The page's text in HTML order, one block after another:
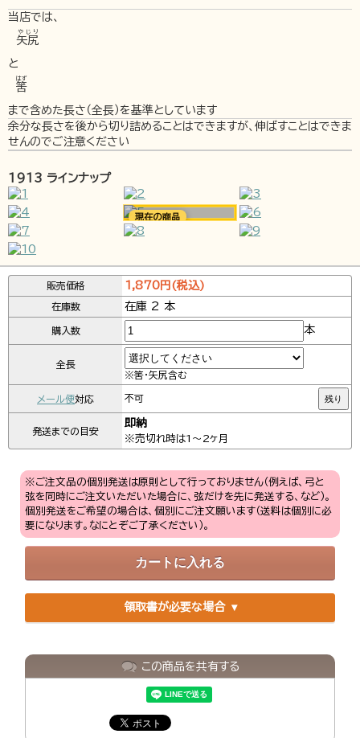
当店では、
矢尻
やじり
と
筈
はず
まで含めた長さ（全長）を基準としています
余分な長さを後から切り詰めることはできますが、伸ばすことはできま
せんのでご注意ください
1913 ラインナップ
販売価格 1,870円(税込)
在庫数 在庫 2 本
購入数 本
全長
※筈・矢尻含む
メール便対応 不可 残り
発送までの目安
即納
※売切れ時は1～2ヶ月
※ご注文品の個別発送は原則として行っておりません（例えば、弓と
弦を同時にご注文いただいた場合に、弦だけを先に発送する、など）。
個別発送をご希望の場合は、個別にご注文願います（送料は個別に必
要になります。なにとぞご了承ください）。
領取書が必要な場合
この商品を共有する